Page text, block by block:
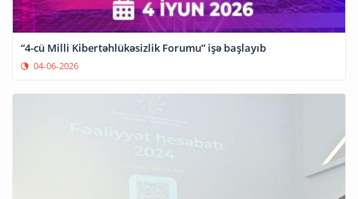
“4-cü Milli Kibertəhlükəsizlik Forumu” işə başlayıb
04-06-2026